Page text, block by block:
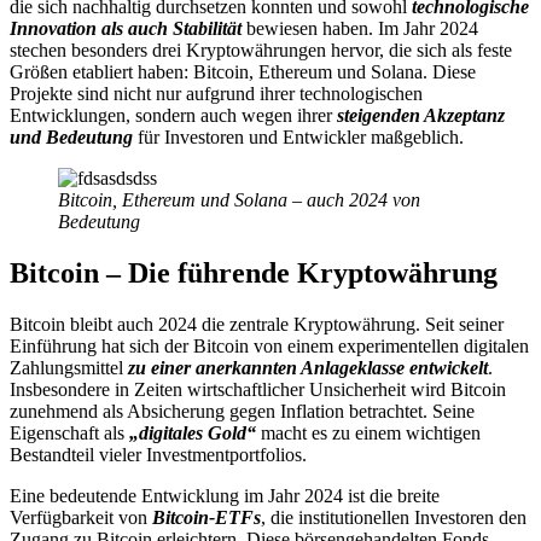
die sich nachhaltig durchsetzen konnten und sowohl technologische
Innovation als auch Stabilitätbewiesen haben. Im Jahr 2024
stechen besonders drei Kryptowährungen hervor, die sich als feste
Größen etabliert haben: Bitcoin, Ethereum und Solana. Diese
Projekte sind nicht nur aufgrund ihrer technologischen
Entwicklungen, sondern auch wegen ihrersteigenden Akzeptanz
und Bedeutung für Investoren und Entwickler maßgeblich.
Bitcoin, Ethereum und Solana – auch 2024 von
Bedeutung
Bitcoin – Die führende Kryptowährung
Bitcoin bleibt auch 2024 die zentrale Kryptowährung. Seit seiner
Einführung hat sich der Bitcoin von einem experimentellen digitalen
Zahlungsmittel zu einer anerkannten Anlageklasse entwickelt.
Insbesondere in Zeiten wirtschaftlicher Unsicherheit wird Bitcoin
zunehmend als Absicherung gegen Inflation betrachtet. Seine
Eigenschaft als „digitales Gold“ macht es zu einem wichtigen
Bestandteil vieler Investmentportfolios.
Eine bedeutende Entwicklung im Jahr 2024 ist die breite
Verfügbarkeit von Bitcoin-ETFs, die institutionellen Investoren den